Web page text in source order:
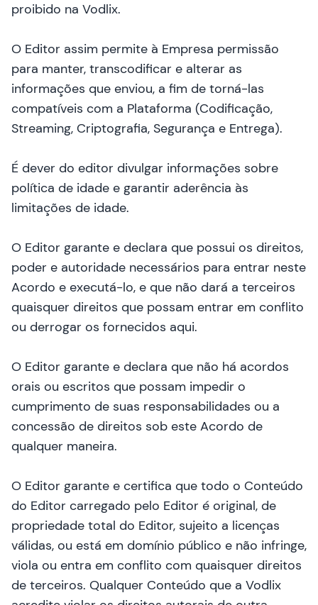
proibido na Vodlix.
O Editor assim permite à Empresa permissão
para manter, transcodificar e alterar as
informações que enviou, a fim de torná-las
compatíveis com a Plataforma (Codificação,
Streaming, Criptografia, Segurança e Entrega).
É dever do editor divulgar informações sobre
política de idade e garantir aderência às
limitações de idade.
O Editor garante e declara que possui os direitos,
poder e autoridade necessários para entrar neste
Acordo e executá-lo, e que não dará a terceiros
quaisquer direitos que possam entrar em conflito
ou derrogar os fornecidos aqui.
O Editor garante e declara que não há acordos
orais ou escritos que possam impedir o
cumprimento de suas responsabilidades ou a
concessão de direitos sob este Acordo de
qualquer maneira.
O Editor garante e certifica que todo o Conteúdo
do Editor carregado pelo Editor é original, de
propriedade total do Editor, sujeito a licenças
válidas, ou está em domínio público e não infringe,
viola ou entra em conflito com quaisquer direitos
de terceiros. Qualquer Conteúdo que a Vodlix